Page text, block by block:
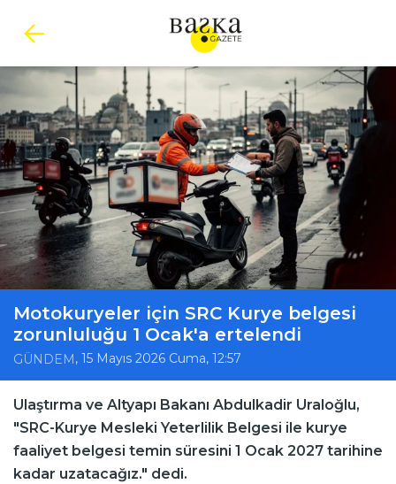
Motokuryeler için SRC Kurye belgesi
zorunluluğu 1 Ocak'a ertelendi
GÜNDEM , 15 Mayıs 2026 Cuma, 12:57
Ulaştırma ve Altyapı Bakanı Abdulkadir Uraloğlu,
"SRC-Kurye Mesleki Yeterlilik Belgesi ile kurye
faaliyet belgesi temin süresini 1 Ocak 2027 tarihine
kadar uzatacağız." dedi.